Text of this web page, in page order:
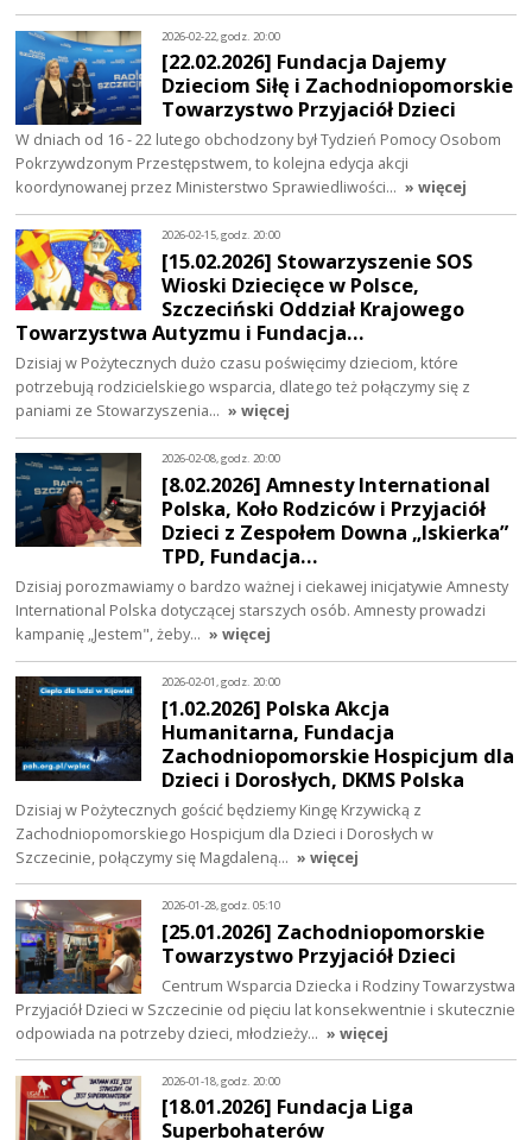
2026-02-22, godz. 20:00
[22.02.2026] Fundacja Dajemy
Dzieciom Siłę i Zachodniopomorskie
Towarzystwo Przyjaciół Dzieci
W dniach od 16 - 22 lutego obchodzony był Tydzień Pomocy Osobom
Pokrzywdzonym Przestępstwem, to kolejna edycja akcji
koordynowanej przez Ministerstwo Sprawiedliwości… » więcej
2026-02-15, godz. 20:00
[15.02.2026] Stowarzyszenie SOS
Wioski Dziecięce w Polsce,
Szczeciński Oddział Krajowego
Towarzystwa Autyzmu i Fundacja…
Dzisiaj w Pożytecznych dużo czasu poświęcimy dzieciom, które
potrzebują rodzicielskiego wsparcia, dlatego też połączymy się z
paniami ze Stowarzyszenia… » więcej
2026-02-08, godz. 20:00
[8.02.2026] Amnesty International
Polska, Koło Rodziców i Przyjaciół
Dzieci z Zespołem Downa „Iskierka”
TPD, Fundacja…
Dzisiaj porozmawiamy o bardzo ważnej i ciekawej inicjatywie Amnesty
International Polska dotyczącej starszych osób. Amnesty prowadzi
kampanię „Jestem", żeby… » więcej
2026-02-01, godz. 20:00
[1.02.2026] Polska Akcja
Humanitarna, Fundacja
Zachodniopomorskie Hospicjum dla
Dzieci i Dorosłych, DKMS Polska
Dzisiaj w Pożytecznych gościć będziemy Kingę Krzywicką z
Zachodniopomorskiego Hospicjum dla Dzieci i Dorosłych w
Szczecinie, połączymy się Magdaleną… » więcej
2026-01-28, godz. 05:10
[25.01.2026] Zachodniopomorskie
Towarzystwo Przyjaciół Dzieci
Centrum Wsparcia Dziecka i Rodziny Towarzystwa
Przyjaciół Dzieci w Szczecinie od pięciu lat konsekwentnie i skutecznie
odpowiada na potrzeby dzieci, młodzieży… » więcej
2026-01-18, godz. 20:00
[18.01.2026] Fundacja Liga
Superbohaterów